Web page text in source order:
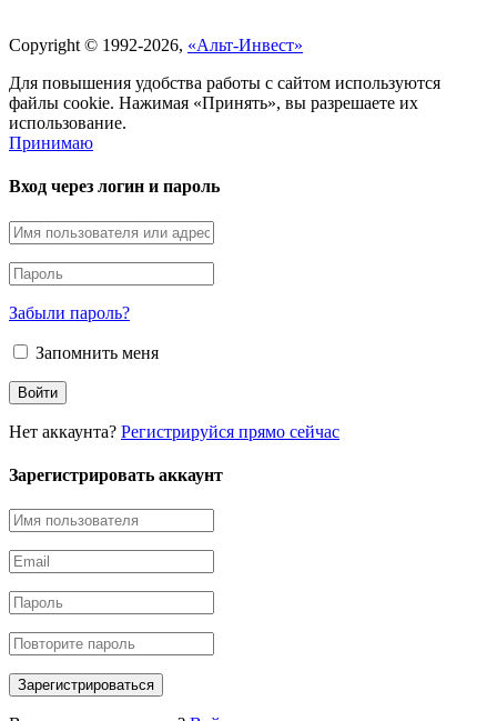
Copyright © 1992-2026, «Альт-Инвест»
Для повышения удобства работы с сайтом используются
файлы cookie. Нажимая «Принять», вы разрешаете их
использование.
Принимаю
Вход через логин и пароль
Забыли пароль?
Запомнить меня
Нет аккаунта? Регистрируйся прямо сейчас
Зарегистрировать аккаунт